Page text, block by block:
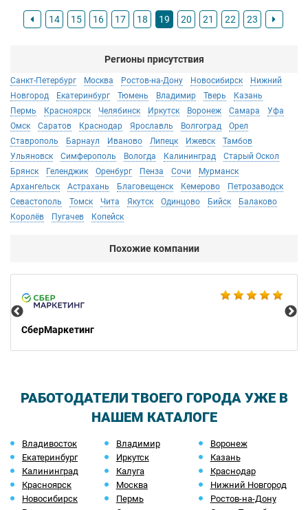
14 15 16 17 18 19 20 21 22 23
Регионы присутствия
Санкт-Петербург Москва Ростов-на-Дону Новосибирск
Нижний
Новгород
Екатеринбург Тюмень Владимир Тверь
Казань
Пермь
Красноярск Челябинск Иркутск Воронеж Самара
Уфа
Омск
Саратов Краснодар Ярославль Волгоград
Орел
Ставрополь
Барнаул Иваново Липецк Ижевск
Тамбов
Ульяновск
Симферополь Вологда Калининград
Старый Оскол
Брянск
Геленджик Оренбург Пенза Сочи
Мурманск
Архангельск
Астрахань Благовещенск Кемерово
Петрозаводск
Севастополь
Томск Чита Якутск Одинцово Бийск
Балаково
Королёв
Пугачев Копейск
Похожие компании
СберМаркетинг
РАБОТОДАТЕЛИ ТВОЕГО ГОРОДА УЖЕ В
НАШЕМ КАТАЛОГЕ
Владивосток Владимир
Воронеж
Екатеринбург
Иркутск
Казань
Калининград
Калуга
Краснодар
Красноярск
Москва
Нижний Новгород
Новосибирск
Пермь
Ростов-на-Дону